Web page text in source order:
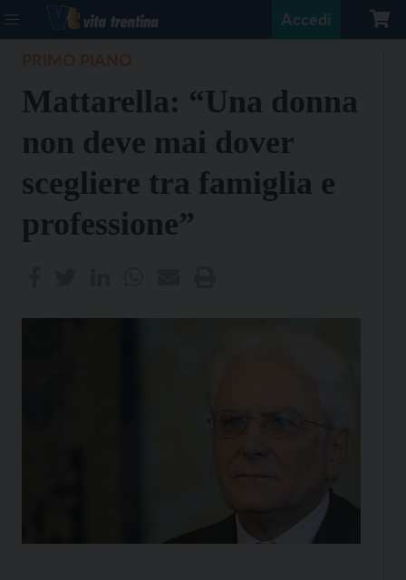
Accedi
Mattarella: “Una donna
non deve mai dover
scegliere tra famiglia e
professione”